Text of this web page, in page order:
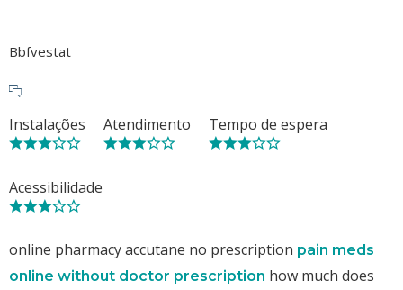
Bbfvestat
Instalações Atendimento Tempo de espera
Acessibilidade
online pharmacy accutane no prescription pain meds
online without doctor prescription how much does